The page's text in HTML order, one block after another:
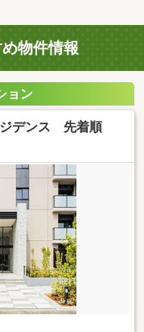
物件情報
ョン
ジデンス 先着順